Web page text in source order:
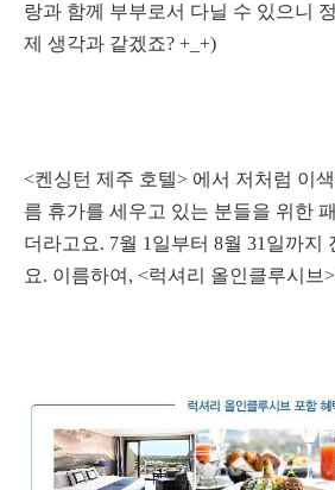
랑과 함께 부부로서 다닐 수 있으니
제 생각과 같겠죠? +_+)
<켄싱턴 제주 호텔> 에서 저처럼 이
름 휴가를 세우고 있는 분들을 위한
더라고요. 7월 1일부터 8월 31일까지
요. 이름하여, <럭셔리 올인클루시브